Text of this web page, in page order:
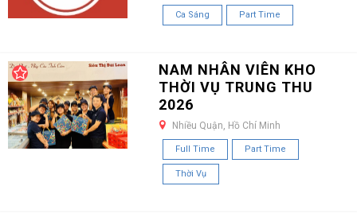
Ca Sáng Part Time
NAM NHÂN VIÊN KHO
THỜI VỤ TRUNG THU
2026
Nhiều Quận, Hồ Chí Minh
Full Time Part Time
Thời Vụ